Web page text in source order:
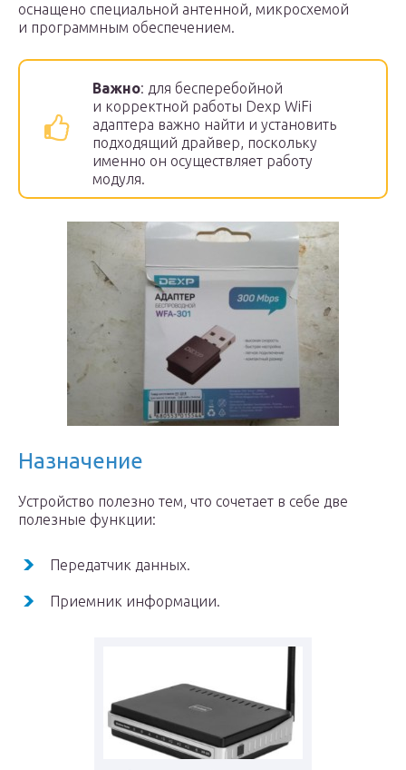
оснащено специальной антенной, микросхемой
и программным обеспечением.
Важно: для бесперебойной
и корректной работы Dexp WiFi
адаптера важно найти и установить
подходящий драйвер, поскольку
именно он осуществляет работу
модуля.
Назначение
Устройство полезно тем, что сочетает в себе две
полезные функции:
Передатчик данных.
Приемник информации.